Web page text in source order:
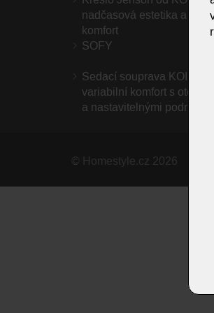
nadčasová estetika a
komfort
SOFY
Sedací souprava KOINOR
variabilní komfort s
a nastavitelnými
© Homestyle.cz 2026